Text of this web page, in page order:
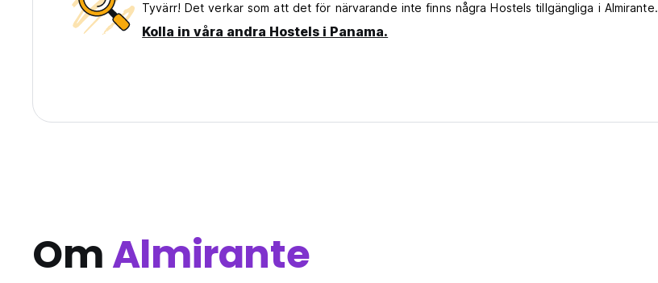
Tyvärr! Det verkar som att det för närvarande inte finns några Hostels tillgängliga i Almirante.
Kolla in våra andra Hostels i Panama.
OmAlmirante